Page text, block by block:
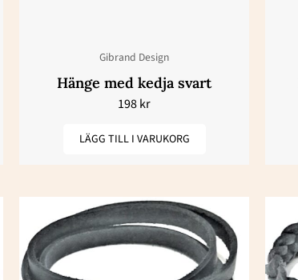
Gibrand Design
Hänge med kedja svart
198kr
LÄGG TILL I VARUKORG